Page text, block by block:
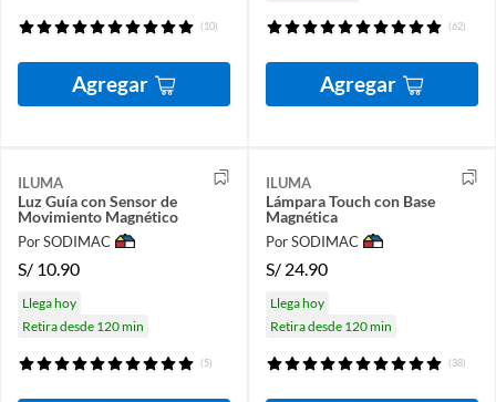
(10)
Agregar
(62)
Agregar
ILUMA
Luz Guía con Sensor de
Movimiento Magnético
Por SODIMAC
S/ 10.90
Llega hoy
Retira desde 120 min
(5)
ILUMA
Lámpara Touch con Base
Magnética
Por SODIMAC
S/ 24.90
Llega hoy
Retira desde 120 min
(38)